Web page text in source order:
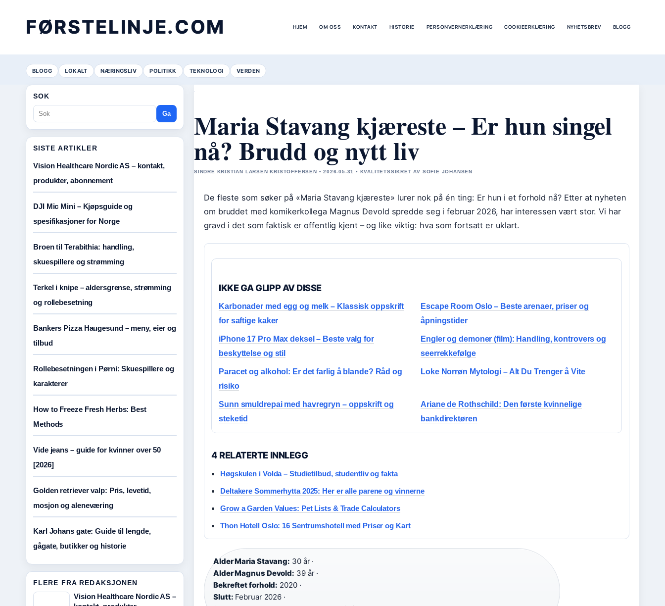
FØRSTELINJE.COM HJEM OM OSS KONTAKT HISTORIE PERSONVERNERKLÆRING COOKIEERKLÆRING NYHETSBREV BLOGG
BLOGG LOKALT NÆRINGSLIV POLITIKK TEKNOLOGI VERDEN
Maria Stavang kjæreste – Er hun singel
nå? Brudd og nytt liv
SINDRE KRISTIAN LARSEN KRISTOFFERSEN • 2026-05-31 • KVALITETSSIKRET AV SOFIE JOHANSEN
De fleste som søker på «Maria Stavang kjæreste» lurer nok på én ting: Er hun i et forhold nå? Etter at nyheten
om bruddet med komikerkollega Magnus Devold spredde seg i februar 2026, har interessen vært stor. Vi har
gravd i det som faktisk er offentlig kjent – og like viktig: hva som fortsatt er uklart.
IKKE GA GLIPP AV DISSE
Karbonader med egg og melk – Klassisk oppskrift
for saftige kaker
Escape Room Oslo – Beste arenaer, priser og
åpningstider
iPhone 17 Pro Max deksel – Beste valg for
beskyttelse og stil
Engler og demoner (film): Handling, kontrovers og
seerrekkefølge
Paracet og alkohol: Er det farlig å blande? Råd og
risiko
Loke Norrøn Mytologi – Alt Du Trenger å Vite
Sunn smuldrepai med havregryn – oppskrift og
steketid
Ariane de Rothschild: Den første kvinnelige
bankdirektøren
4 RELATERTE INNLEGG
Høgskulen i Volda – Studietilbud, studentliv og fakta
Deltakere Sommerhytta 2025: Her er alle parene og vinnerne
Grow a Garden Values: Pet Lists & Trade Calculators
Thon Hotell Oslo: 16 Sentrumshotell med Priser og Kart
Alder Maria Stavang: 30 år ·
Alder Magnus Devold: 39 år ·
Bekreftet forhold: 2020 ·
Slutt: Februar 2026 ·
SOK
Ga
SISTE ARTIKLER
Vision Healthcare Nordic AS – kontakt,
produkter, abonnement
DJI Mic Mini – Kjøpsguide og
spesifikasjoner for Norge
Broen til Terabithia: handling,
skuespillere og strømming
Terkel i knipe – aldersgrense, strømming
og rollebesetning
Bankers Pizza Haugesund – meny, eier og
tilbud
Rollebesetningen i Pørni: Skuespillere og
karakterer
How to Freeze Fresh Herbs: Best
Methods
Vide jeans – guide for kvinner over 50
[2026]
Golden retriever valp: Pris, levetid,
mosjon og aleneværing
Karl Johans gate: Guide til lengde,
gågate, butikker og historie
FLERE FRA REDAKSJONEN
Vision Healthcare Nordic AS –